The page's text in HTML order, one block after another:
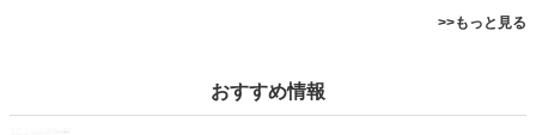
>>もっと見る
おすすめ情報